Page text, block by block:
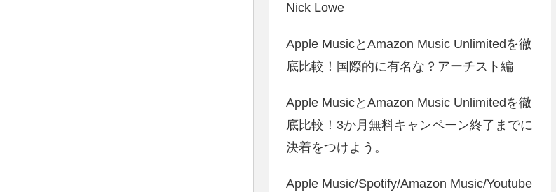
Nick Lowe
Apple MusicとAmazon Music Unlimitedを徹
底比較！国際的に有名な？アーチスト編
Apple MusicとAmazon Music Unlimitedを徹
底比較！3か月無料キャンペーン終了までに
決着をつけよう。
Apple Music/Spotify/Amazon Music/Youtube